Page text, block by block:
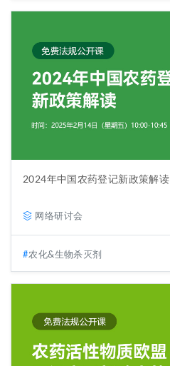
2024年中国农药登记新政策解读
网络研讨会
农化&生物杀灭剂